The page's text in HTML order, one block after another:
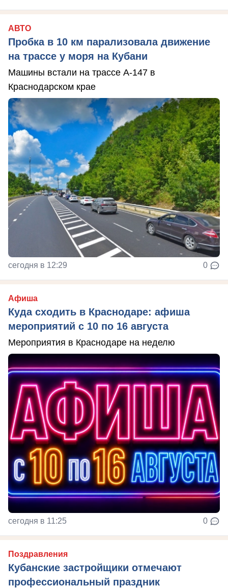
АВТО
Пробка в 10 км парализовала движение
на трассе у моря на Кубани
Машины встали на трассе А-147 в
Краснодарском крае
сегодня в 12:29 0
Афиша
Куда сходить в Краснодаре: афиша
мероприятий с 10 по 16 августа
Мероприятия в Краснодаре на неделю
сегодня в 11:25 0
Поздравления
Кубанские застройщики отмечают
профессиональный праздник